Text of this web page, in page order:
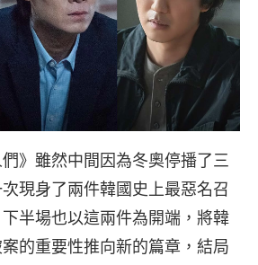
們》雖然中間因為冬奧停播了三
現身了兩件韓國史上最惡名召
半場也以這兩件為開端，將韓
的重要性推向新的篇章，結局